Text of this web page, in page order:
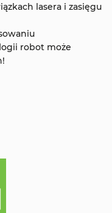
lasera i zasięgu
robot może